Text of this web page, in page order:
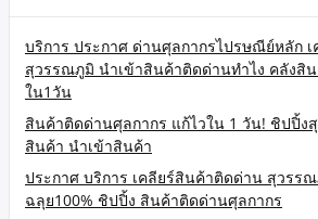
บริการ ประกาศ ด่านศุลกากรไปรษณีย์หลัก
สุวรรณภูมิ นำเข้าสินค้าติดด่านทำไง คลังสิ
ใน1วัน
สินค้าติดด่านศุลกากร แก้ไวใน 1 วัน! ชิปปิ้ง
สินค้า นำเข้าสินค้า
ประกาศ บริการ เคลียร์สินค้าติดด่าน สุวรร
ฉลุย100% ชิปปิ้ง สินค้าติดด่านศุลกากร